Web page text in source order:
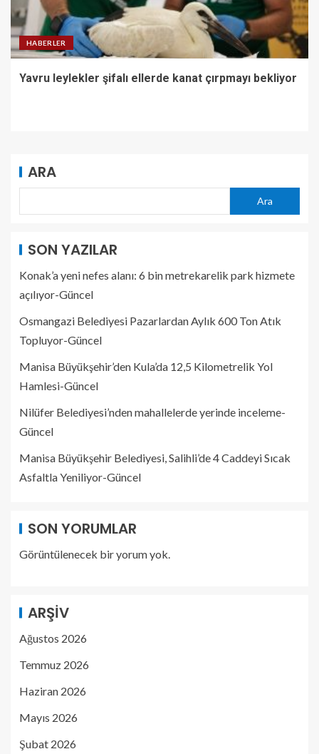
HABERLER
Yavru leylekler şifalı ellerde kanat çırpmayı bekliyor
ARA
Ara
SON YAZILAR
Konak’a yeni nefes alanı: 6 bin metrekarelik park hizmete
açılıyor-Güncel
Osmangazi Belediyesi Pazarlardan Aylık 600 Ton Atık
Topluyor-Güncel
Manisa Büyükşehir’den Kula’da 12,5 Kilometrelik Yol
Hamlesi-Güncel
Nilüfer Belediyesi’nden mahallelerde yerinde inceleme-
Güncel
Manisa Büyükşehir Belediyesi, Salihli’de 4 Caddeyi Sıcak
Asfaltla Yeniliyor-Güncel
SON YORUMLAR
Görüntülenecek bir yorum yok.
ARŞIV
Ağustos 2026
Temmuz 2026
Haziran 2026
Mayıs 2026
Şubat 2026